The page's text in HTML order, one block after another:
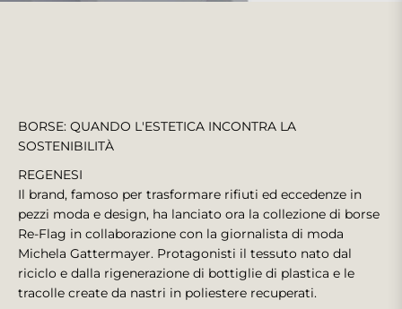
BORSE: QUANDO L'ESTETICA INCONTRA LA
SOSTENIBILITÀ
REGENESI
Il brand, famoso per trasformare rifiuti ed eccedenze in
pezzi moda e design, ha lanciato ora la collezione di borse
Re-Flag in collaborazione con la giornalista di moda
Michela Gattermayer. Protagonisti il tessuto nato dal
riciclo e dalla rigenerazione di bottiglie di plastica e le
tracolle create da nastri in poliestere recuperati.